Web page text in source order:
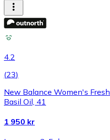
4.2
(23)
New Balance Women's
Basil Oil, 41
1 950 kr